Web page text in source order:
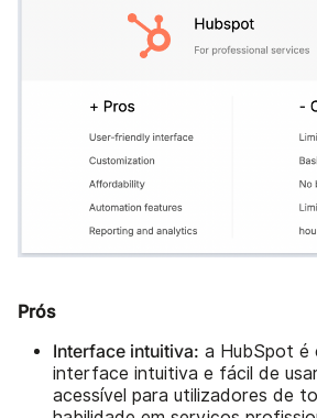
Prós
Interface intuitiva: a HubSpot é
interface intuitiva e fácil de
acessível para utilizadores de